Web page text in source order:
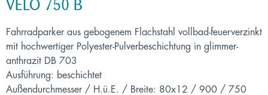
VELO 750 B
Fahrradparker aus gebogenem Flachstahl vollbad-feuerverzinkt
mit hochwertiger Polyester-Pulverbeschichtung in glimmer-
anthrazit DB 703
Ausführung: beschichtet
Außendurchmesser / H.ü.E. / Breite: 80x12 / 900 / 750